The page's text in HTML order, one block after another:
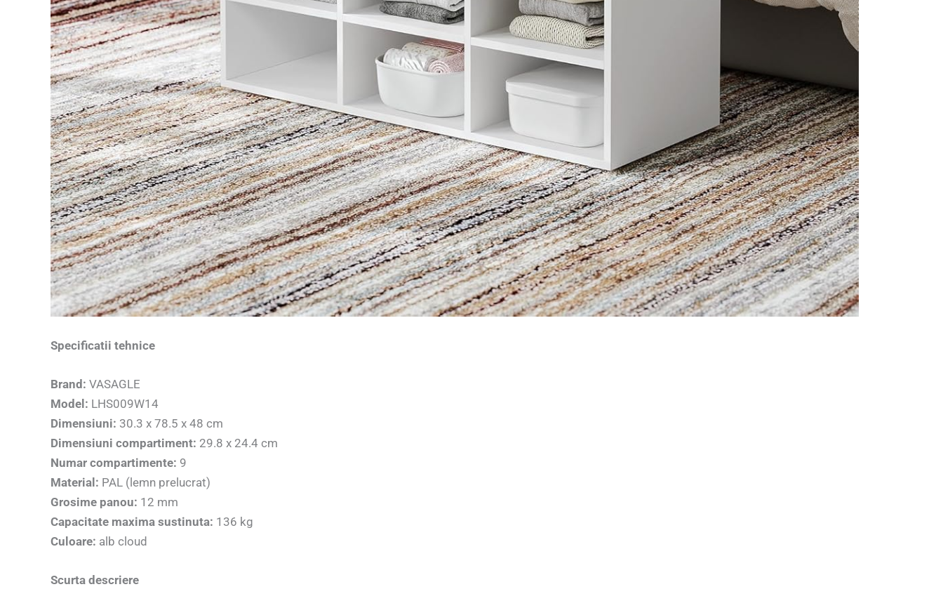
Specificatii tehnice
Brand: VASAGLE
Model: LHS009W14
Dimensiuni: 30.3 x 78.5 x 48 cm
Dimensiuni compartiment: 29.8 x 24.4 cm
Numar compartimente: 9
Material: PAL (lemn prelucrat)
Grosime panou: 12 mm
Capacitate maxima sustinuta: 136 kg
Culoare: alb cloud
Scurta descriere